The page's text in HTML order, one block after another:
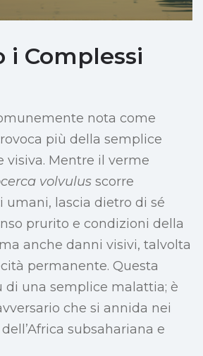
i Complessi
nota come
più della semplice
visiva. Mentre il verme
volvulus scorre
umani, lascia dietro di sé
prurito e condizioni della
anche danni visivi, talvolta
permanente. Questa
di una semplice malattia; è
che si annida nei
subsahariana e